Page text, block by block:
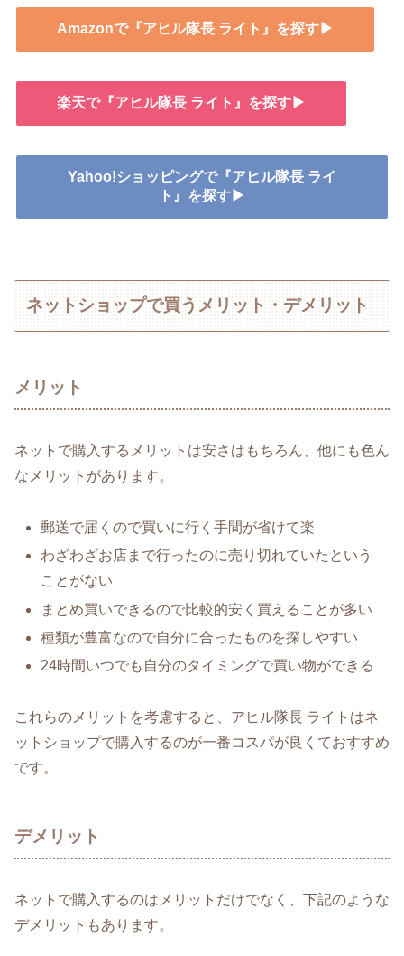
Amazonで『アヒル隊長 ライト』を探す▶
楽天で『アヒル隊長 ライト』を探す▶
Yahoo!ショッピングで『アヒル隊長 ライ
ト』を探す▶
ネットショップで買うメリット・デメリット
メリット
ネットで購入するメリットは安さはもちろん、他にも色ん
なメリットがあります。
郵送で届くので買いに行く手間が省けて楽
わざわざお店まで行ったのに売り切れていたという
ことがない
まとめ買いできるので比較的安く買えることが多い
種類が豊富なので自分に合ったものを探しやすい
24時間いつでも自分のタイミングで買い物ができる
これらのメリットを考慮すると、アヒル隊長 ライトはネ
ットショップで購入するのが一番コスパが良くておすすめ
です。
デメリット
ネットで購入するのはメリットだけでなく、下記のような
デメリットもあります。